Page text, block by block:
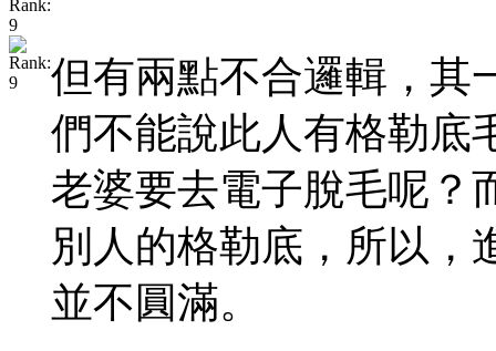
但有兩點不合邏輯，其
們不能說此人有格勒底
老婆要去電子脫毛呢？
別人的格勒底，所以，
並不圓滿。